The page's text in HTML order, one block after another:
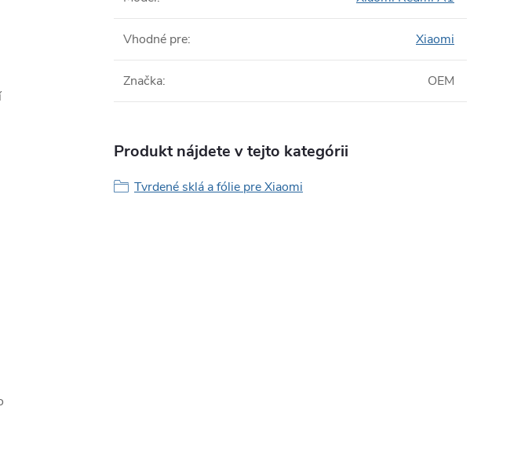
Vhodné pre: Xiaomi
Značka: OEM
Produkt nájdete v tejto kategórii
Tvrdené sklá a fólie pre Xiaomi